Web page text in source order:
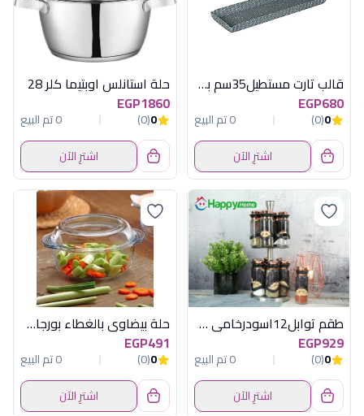
قالب تارت مستطيل35سم بقاعدةمتحركةماربل ن
EGP680
0
(0)
0 تم البيع
اشترِ الآن
حلة استانلس اوبتيما كلر 28
EGP1860
0
(0)
0 تم البيع
اشترِ الآن
طقم توابل12اسودرخامى مدورباستاندهابى هوم
EGP929
0
(0)
0 تم البيع
اشترِ الآن
حلة بيضاوى بالغطاء بورجام باشابتشى
EGP491
0
(0)
0 تم البيع
اشترِ الآن